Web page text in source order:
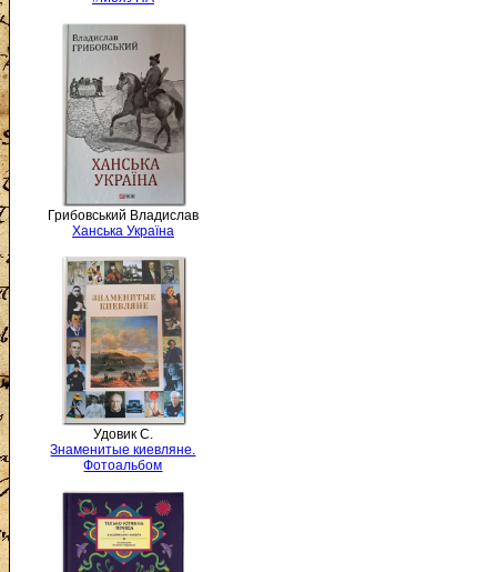
Грибовський Владислав
Ханська Україна
Удовик С.
Знаменитые киевляне.
Фотоальбом